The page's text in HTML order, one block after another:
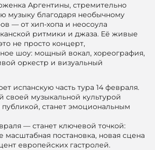
Аргентины, стремительно
музыку благодаря необычному
— от хип-хопа и неосоула
ритмики и джаза. Её живые
не просто концерт,
шоу: мощный вокал, хореография,
оркестр и визуальный
испанскую часть тура 14 февраля.
своей музыкальной культурой
станет эмоциональным
— станет ключевой точкой:
масштабная постановка, новая сцена
европейских гастролей.